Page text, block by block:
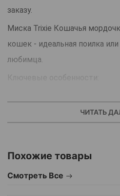
заказу.
Миска Trixie Кошачья
кошек - идеальная поилка
любимца.
Ключевые особенности:
Нетоксичный безопасный
Гладкая поверхность.
Устойчивая.
Миска из глазурованной
ЧИТАТЬ
Похожие товары
Смотреть Все